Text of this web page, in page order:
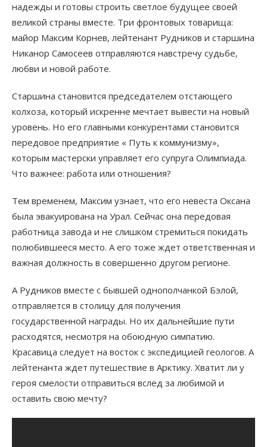
надежды и готовы строить светлое будущее своей
великой страны вместе. Три фронтовых товарища:
майор Максим Корнев, лейтенант Рудников и старшина
Никанор Самосеев отправляются навстречу судьбе,
любви и новой работе.
Старшина становится председателем отстающего
колхоза, который искренне мечтает вывести на новый
уровень. Но его главными конкурентами становится
передовое предприятие « Путь к коммунизму»,
которым мастерски управляет его супруга Олимпиада.
Что важнее: работа или отношения?
Тем временем, Максим узнает, что его невеста Оксана
была эвакуирована на Урал. Сейчас она передовая
работница завода и не слишком стремиться покидать
полюбившееся место. А его тоже ждет ответственная и
важная должность в совершенно другом регионе.
А Рудников вместе с бывшей однополчанкой Бэлой,
отправляется в столицу для получения
государственной награды. Но их дальнейшие пути
расходятся, несмотря на обоюдную симпатию.
Красавица следует на восток с экспедицией геологов. А
лейтенанта ждет путешествие в Арктику. Хватит ли у
героя смелости отправиться вслед за любимой и
оставить свою мечту?